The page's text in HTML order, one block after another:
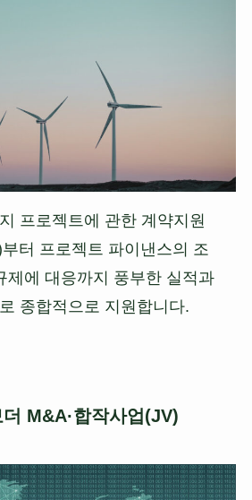
프로젝트에 관한 계약지원
터 프로젝트 파이낸스의 조
제에 대응까지 풍부한 실적과
종합적으로 지원합니다.
M&A·합작사업(JV)